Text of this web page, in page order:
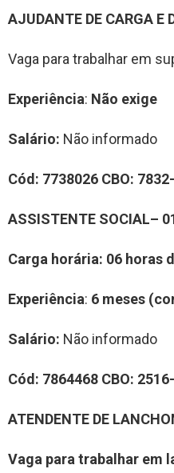
AJUDANTE DE CARGA E
Vaga para trabalhar em
Experiência: Não exige
Salário: Não informado
Cód: 7738026 CBO:
ASSISTENTE SOCIAL–
Carga horária: 06 horas
Experiência: 6 meses
Salário: Não informado
Cód: 7864468 CBO:
ATENDENTE DE
Vaga para trabalhar em